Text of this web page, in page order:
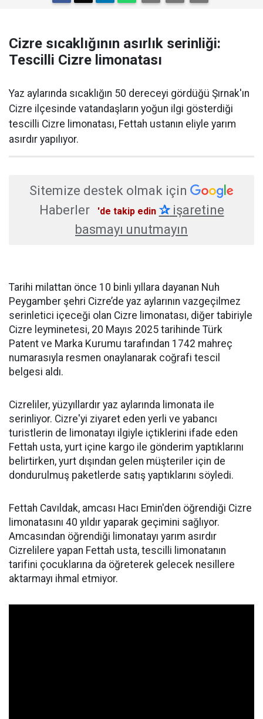
Cizre sıcaklığının asırlık serinliği:
Tescilli Cizre limonatası
Yaz aylarında sıcaklığın 50 dereceyi gördüğü Şırnak'ın
Cizre ilçesinde vatandaşların yoğun ilgi gösterdiği
tescilli Cizre limonatası, Fettah ustanın eliyle yarım
asırdır yapılıyor.
Sitemize destek olmak için
Haberler
'de takip edin ✰işaretine
basmayı unutmayın
Tarihi milattan önce 10 binli yıllara dayanan Nuh
Peygamber şehri Cizre’de yaz aylarının vazgeçilmez
serinletici içeceği olan Cizre limonatası, diğer tabiriyle
Cizre leyminetesi, 20 Mayıs 2025 tarihinde Türk
Patent ve Marka Kurumu tarafından 1742 mahreç
numarasıyla resmen onaylanarak coğrafi tescil
belgesi aldı.
Cizreliler, yüzyıllardır yaz aylarında limonata ile
serinliyor. Cizre'yi ziyaret eden yerli ve yabancı
turistlerin de limonatayı ilgiyle içtiklerini ifade eden
Fettah usta, yurt içine kargo ile gönderim yaptıklarını
belirtirken, yurt dışından gelen müşteriler için de
dondurulmuş paketlerde satış yaptıklarını söyledi.
Fettah Cavıldak, amcası Hacı Emin'den öğrendiği Cizre
limonatasını 40 yıldır yaparak geçimini sağlıyor.
Amcasından öğrendiği limonatayı yarım asırdır
Cizrelilere yapan Fettah usta, tescilli limonatanın
tarifini çocuklarına da öğreterek gelecek nesillere
aktarmayı ihmal etmiyor.